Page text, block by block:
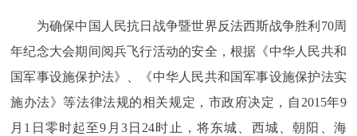
便民服务 利企服务 投资项目
中介服务 阳光政务
为确保中国人民抗日战争暨世界反法西斯战争胜利70周
年纪念大会期间阅兵飞行活动的安全，根据《中华人民共和
国军事设施保护法》、《中华人民共和国军事设施保护法实
施办法》等法律法规的相关规定，市政府决定，自2015年9
月1日零时起至9月3日24时止，将东城、西城、朝阳、海